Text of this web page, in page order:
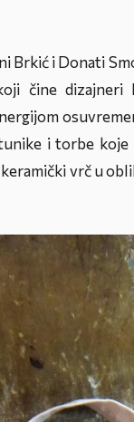
Brkić i Donati
čine dizajneri
i torbe
vrč u